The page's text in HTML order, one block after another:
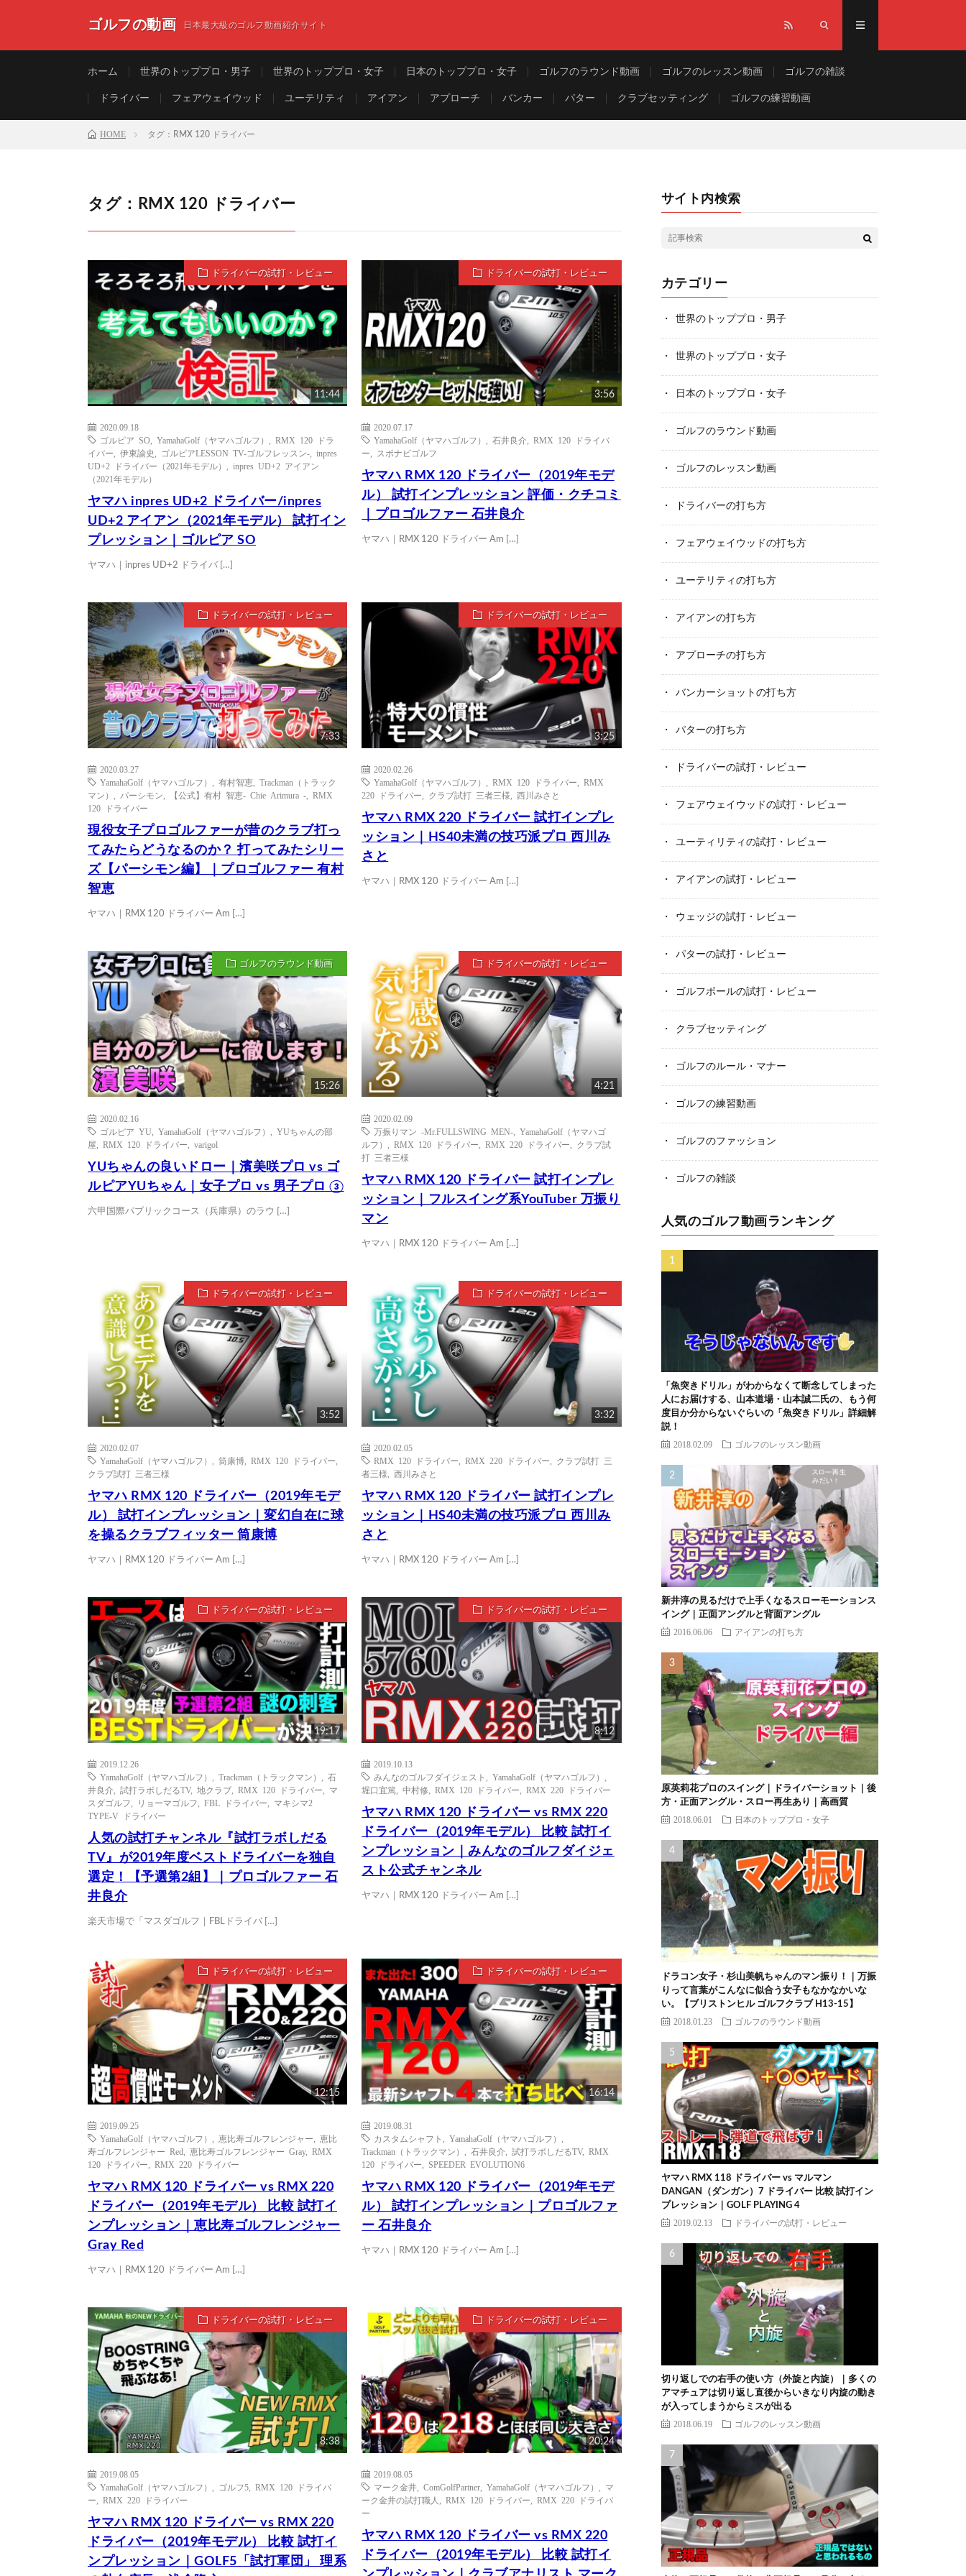
ゴルフの動画 日本最大級のゴルフ動画紹介サイト
ホーム 世界のトッププロ・男子 世界のトッププロ・女子 日本のトッププロ・女子 ゴルフのラウンド動画 ゴルフのレッスン動画 ゴルフの雑談
ドライバー フェアウェイウッド ユーテリティ アイアン アプローチ バンカー パター クラブセッティング ゴルフの練習動画
HOME タグ：RMX 120 ドライバー
タグ：RMX 120 ドライバー
ドライバーの試打・レビュー
11:44
2020.09.18
ゴルピア SO
YamahaGolf（ヤマハゴルフ）
RMX 120 ドラ
イバー
伊東諭史 ゴルピアLESSON TV-ゴルフレッスン-
inpres
UD+2 ドライバー（2021年モデル）
inpres UD+2 アイアン
（2021年モデル）
ヤマハ inpres UD+2 ドライバー/inpres
UD+2 アイアン（2021年モデル） 試打イン
プレッション｜ゴルピア SO
ヤマハ｜inpres UD+2 ドライバ […]
ドライバーの試打・レビュー
3:56
2020.07.17
YamahaGolf（ヤマハゴルフ）
,石井良介 ,RMX 120 ドライバ
ー
スポナビゴルフ
ヤマハ RMX 120 ドライバー（2019年モデ
ル） 試打インプレッション 評価・クチコミ
｜プロゴルファー 石井良介
ヤマハ｜RMX 120 ドライバー Am […]
ドライバーの試打・レビュー
7:33
2020.03.27
YamahaGolf（ヤマハゴルフ）
有村智恵
Trackman（トラック
マン）
パーシモン 【公式】有村 智恵- Chie Arimura -
RMX
120 ドライバー
現役女子プロゴルファーが昔のクラブ打っ
てみたらどうなるのか？ 打ってみたシリー
ズ【パーシモン編】｜プロゴルファー 有村
智恵
ヤマハ｜RMX 120 ドライバー Am […]
ドライバーの試打・レビュー
3:25
2020.02.26
YamahaGolf（ヤマハゴルフ）
,RMX 120 ドライバー ,RMX
220 ドライバー
クラブ試打 三者三様 ,西川みさと
ヤマハ RMX 220 ドライバー 試打インプレ
ッション｜HS40未満の技巧派プロ 西川み
さと
ヤマハ｜RMX 120 ドライバー Am […]
ゴルフのラウンド動画
15:26
2020.02.16
ゴルピア YU
YamahaGolf（ヤマハゴルフ）
YUちゃんの部
屋
RMX 120 ドライバー varigol
YUちゃんの良いドロー｜濱美咲プロ vs ゴ
ルピアYUちゃん｜女子プロ vs 男子プロ ③
六甲国際パブリックコース（兵庫県）のラウ […]
ドライバーの試打・レビュー
4:21
2020.02.09
万振りマン -Mr.FULLSWING MEN- ,YamahaGolf（ヤマハゴ
ルフ）
,RMX 120 ドライバー ,RMX 220 ドライバー
クラブ試
打 三者三様
ヤマハ RMX 120 ドライバー 試打インプレ
ッション｜フルスイング系YouTuber 万振り
マン
ヤマハ｜RMX 120 ドライバー Am […]
ドライバーの試打・レビュー
3:52
2020.02.07
YamahaGolf（ヤマハゴルフ）
筒康博 RMX 120 ドライバー
クラブ試打 三者三様
ヤマハ RMX 120 ドライバー（2019年モデ
ル） 試打インプレッション｜変幻自在に球
を操るクラブフィッター 筒康博
ヤマハ｜RMX 120 ドライバー Am […]
ドライバーの試打・レビュー
3:32
2020.02.05
RMX 120 ドライバー
,RMX 220 ドライバー
クラブ試打 三
者三様
,西川みさと
ヤマハ RMX 120 ドライバー 試打インプレ
ッション｜HS40未満の技巧派プロ 西川み
さと
ヤマハ｜RMX 120 ドライバー Am […]
ドライバーの試打・レビュー
19:17
2019.12.26
YamahaGolf（ヤマハゴルフ）
Trackman（トラックマン）
石
井良介
試打ラボしだるTV, 地クラブ RMX 120 ドライバー
マ
スダゴルフ
リョーマゴルフ FBL ドライバー
マキシマ2
TYPE-V ドライバー
人気の試打チャンネル『試打ラボしだる
TV』が2019年度ベストドライバーを独自
選定！【予選第2組】｜プロゴルファー 石
井良介
楽天市場で「マスダゴルフ｜FBLドライバ […]
ドライバーの試打・レビュー
8:12
2019.10.13
みんなのゴルフダイジェスト
,YamahaGolf（ヤマハゴルフ）
堀口宜篤
,中村修 ,RMX 120 ドライバー ,RMX 220 ドライバー
ヤマハ RMX 120 ドライバー vs RMX 220
ドライバー（2019年モデル） 比較 試打イ
ンプレッション｜みんなのゴルフダイジェ
スト公式チャンネル
ヤマハ｜RMX 120 ドライバー Am […]
ドライバーの試打・レビュー
12:15
2019.09.25
YamahaGolf（ヤマハゴルフ）
恵比寿ゴルフレンジャー
恵比
寿ゴルフレンジャー Red
恵比寿ゴルフレンジャー Gray, RMX
120 ドライバー
RMX 220 ドライバー
ヤマハ RMX 120 ドライバー vs RMX 220
ドライバー（2019年モデル） 比較 試打イ
ンプレッション｜恵比寿ゴルフレンジャー
Gray Red
ヤマハ｜RMX 120 ドライバー Am […]
ドライバーの試打・レビュー
16:14
2019.08.31
カスタムシャフト
,YamahaGolf（ヤマハゴルフ）
Trackman（トラックマン）
,石井良介 ,試打ラボしだるTV,RMX
120 ドライバー
SPEEDER EVOLUTION6
ヤマハ RMX 120 ドライバー（2019年モデ
ル） 試打インプレッション｜プロゴルファ
ー 石井良介
ヤマハ｜RMX 120 ドライバー Am […]
ドライバーの試打・レビュー
8:38
2019.08.05
YamahaGolf（ヤマハゴルフ）
ゴルフ5
RMX 120 ドライバ
ー
RMX 220 ドライバー
ヤマハ RMX 120 ドライバー vs RMX 220
ドライバー（2019年モデル） 比較 試打イ
ンプレッション｜GOLF5「試打軍団」 理系
ドライバーの試打・レビュー
20:24
2019.08.05
マーク金井 ,ComGolfPartner ,YamahaGolf（ヤマハゴルフ）
マ
ーク金井の試打職人
,RMX 120 ドライバー ,RMX 220 ドライバ
ー
ヤマハ RMX 120 ドライバー vs RMX 220
ドライバー（2019年モデル） 比較 試打イ
サイト内検索
カテゴリー
世界のトッププロ・男子
世界のトッププロ・女子
日本のトッププロ・女子
ゴルフのラウンド動画
ゴルフのレッスン動画
ドライバーの打ち方
フェアウェイウッドの打ち方
ユーテリティの打ち方
アイアンの打ち方
アプローチの打ち方
バンカーショットの打ち方
パターの打ち方
ドライバーの試打・レビュー
フェアウェイウッドの試打・レビュー
ユーティリティの試打・レビュー
アイアンの試打・レビュー
ウェッジの試打・レビュー
パターの試打・レビュー
ゴルフボールの試打・レビュー
クラブセッティング
ゴルフのルール・マナー
ゴルフの練習動画
ゴルフのファッション
ゴルフの雑談
人気のゴルフ動画ランキング
「魚突きドリル」がわからなくて断念してしまった
人にお届けする、山本道場・山本誠二氏の、もう何
度目か分からないぐらいの「魚突きドリル」詳細解
説！
2018.02.09 ゴルフのレッスン動画
新井淳の見るだけで上手くなるスローモーションス
イング｜正面アングルと背面アングル
2016.06.06 アイアンの打ち方
原英莉花プロのスイング｜ドライバーショット｜後
方・正面アングル・スロー再生あり｜高画質
2018.06.01 日本のトッププロ・女子
ドラコン女子・杉山美帆ちゃんのマン振り！｜万振
りって言葉がこんなに似合う女子もなかなかいな
い。【ブリストンヒル ゴルフクラブ H13-15】
2018.01.23 ゴルフのラウンド動画
ヤマハ RMX 118 ドライバー vs マルマン
DANGAN（ダンガン）7 ドライバー 比較 試打イン
プレッション｜GOLF PLAYING 4
2019.02.13 ドライバーの試打・レビュー
切り返しでの右手の使い方（外旋と内旋）｜多くの
アマチュアは切り返し直後からいきなり内旋の動き
が入ってしまうからミスが出る
2018.06.19 ゴルフのレッスン動画